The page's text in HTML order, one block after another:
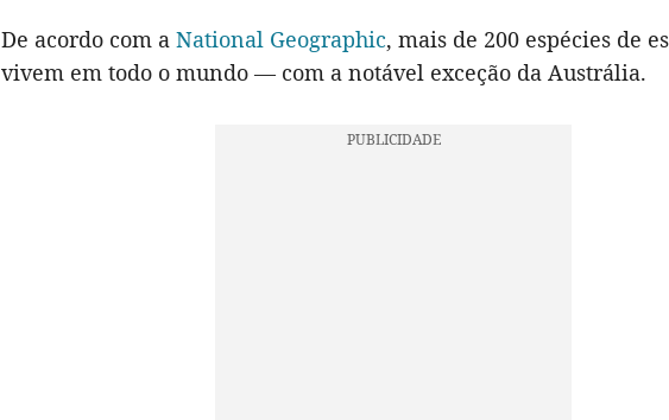
De acordo com a National Geographic, mais de 200 espécies de
vivem em todo o mundo — com a notável exceção da Austrália.